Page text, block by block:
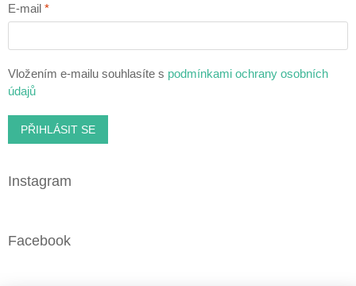
E-mail
Vložením e-mailu souhlasíte s podmínkami ochrany osobních
údajů
PŘIHLÁSIT SE
Instagram
Facebook